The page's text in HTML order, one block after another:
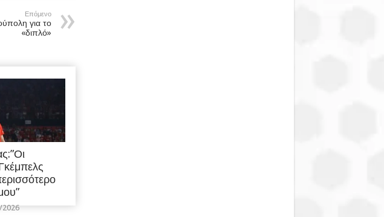
Επόμενο
για το
«διπλό»
2026